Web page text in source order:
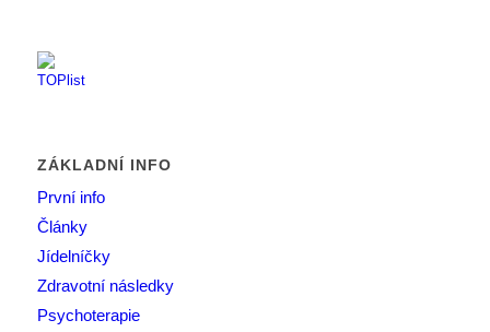
ZÁKLADNÍ INFO
První info
Články
Jídelníčky
Zdravotní následky
Psychoterapie